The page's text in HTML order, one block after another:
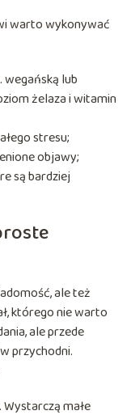
warto wykonywać
wegańską lub
żelaza i witamin
stresu;
objawy;
są bardziej
ale też
którego nie warto
ale przede
przychodni.
Wystarczą małe